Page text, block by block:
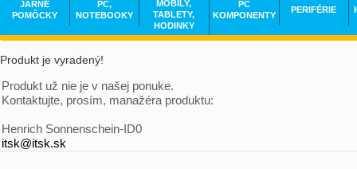
Produkt je vyradený!
Produkt už nie je v našej ponuke.
Kontaktujte, prosím, manažéra produktu:
Henrich Sonnenschein-ID0
itsk@itsk.sk
JARNÉ
POMÔCKY
PC,
NOTEBOOKY
MOBILY,
TABLETY,
HODINKY
PC
KOMPONENTY
PERIFÉRIE